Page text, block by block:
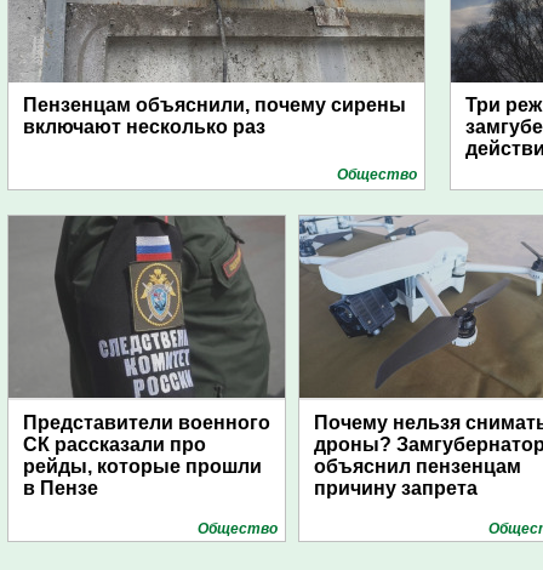
Пензенцам объяснили, почему сирены
включают несколько раз
Общество
Три
Представители военного
СК рассказали про
рейды, которые прошли
в Пензе
Общество
Почему нельзя
дроны?
объяснил пензенцам
причину запрета